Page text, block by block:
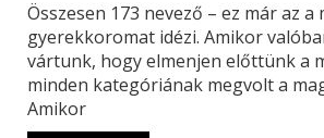
Összesen 173 nevező – ez már az a
gyerekkoromat idézi. Amikor
vártunk, hogy elmenjen előttünk a
minden kategóriának megvolt a
Amikor